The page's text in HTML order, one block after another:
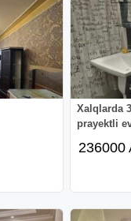
Xalqlarda
prayektli
236000